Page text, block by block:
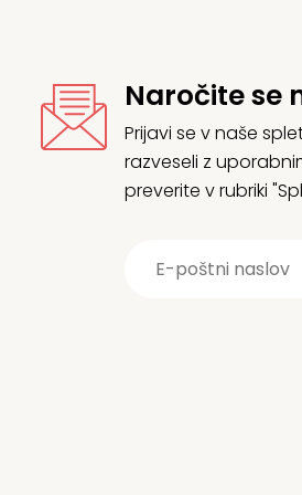
Naročite se
Prijavi se v naše
razveseli z
preverite v rubriki